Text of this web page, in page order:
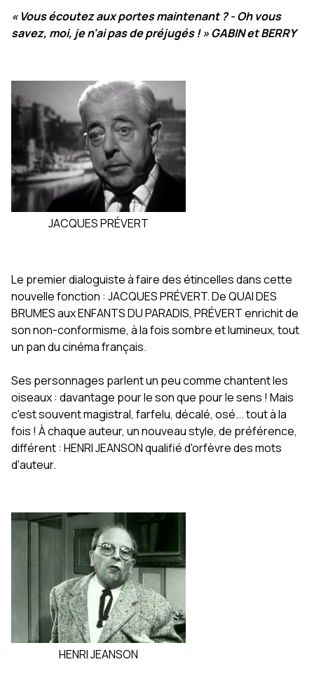
« Vous écoutez aux portes maintenant ? - Oh vous
savez, moi, je n'ai pas de préjugés ! » GABIN et BERRY
JACQUES PRÉVERT
Le premier dialoguiste à faire des étincelles dans cette
nouvelle fonction : JACQUES PRÉVERT. De QUAI DES
BRUMES aux ENFANTS DU PARADIS, PRÉVERT enrichit de
son non-conformisme, à la fois sombre et lumineux, tout
un pan du cinéma français.
Ses personnages parlent un peu comme chantent les
oiseaux : davantage pour le son que pour le sens ! Mais
c'est souvent magistral, farfelu, décalé, osé... tout à la
fois ! À chaque auteur, un nouveau style, de préférence,
différent : HENRI JEANSON qualifié d'orfèvre des mots
d'auteur.
HENRI JEANSON